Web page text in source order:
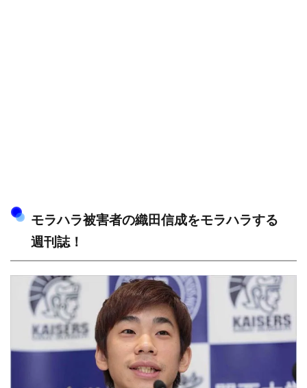
モラハラ被害者の織田信成をモラハラする
週刊誌！